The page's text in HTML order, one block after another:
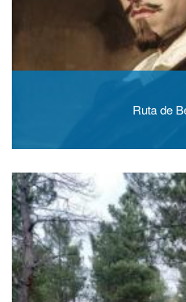
Ruta de